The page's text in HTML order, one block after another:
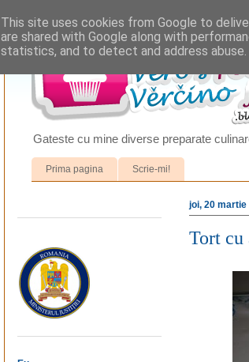
Gateste cu mine diverse preparate
Prima pagina Scrie-mi!
joi, 20 martie
Tort cu
This site uses cookies from Google to
are shared with Google along with
statistics, and to detect and address abuse.